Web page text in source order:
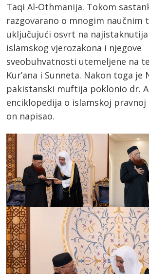
Taqi Al-Othmanija. Tokom
razgovarano o mnogim naučnim
uključujući osvrt na
islamskog vjerozakona i njegove
sveobuhvatnosti utemeljene na
Kur’ana i Sunneta. Nakon toga je
pakistanski muftija poklonio dr.
enciklopedija o islamskoj
on napisao.